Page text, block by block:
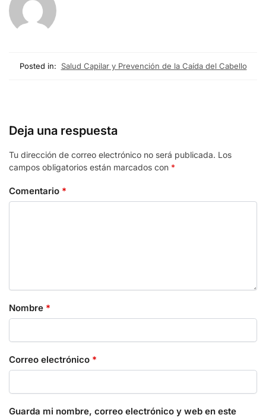
Posted in: Salud Capilar y Prevención de la Caída del Cabello
Deja una respuesta
Tu dirección de correo electrónico no será publicada. Los
campos obligatorios están marcados con *
Comentario *
Nombre *
Correo electrónico *
Guarda mi nombre, correo electrónico y web en este